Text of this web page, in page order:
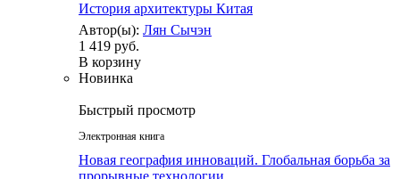
История архитектуры Китая
Автор(ы): Лян Сычэн
1 419 руб.
В корзину
Новинка
Быстрый просмотр
Электронная книга
Новая география инноваций. Глобальная борьба за